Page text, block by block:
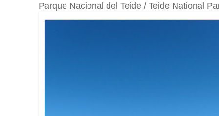
Parque Nacional del Teide / Teide National